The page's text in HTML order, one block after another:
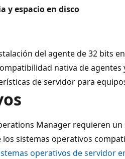
y espacio en disco
del agente de 32 bits
nativa de agentes
de servidor para
Manager requieren
sistemas operativos
operativos de servidor